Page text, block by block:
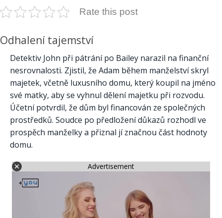
Rate this post
Odhalení tajemství
Detektiv John při pátrání po Bailey narazil na finanční
nesrovnalosti. Zjistil, že Adam během manželství skryl
majetek, včetně luxusního domu, který koupil na jméno
své matky, aby se vyhnul dělení majetku při rozvodu.
Účetní potvrdil, že dům byl financován ze společných
prostředků. Soudce po předložení důkazů rozhodl ve
prospěch manželky a přiznal jí značnou část hodnoty
domu.
Advertisement